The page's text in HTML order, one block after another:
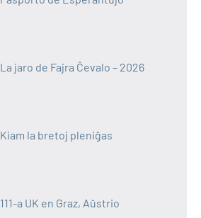
La jaro de Fajra Ĉevalo – 2026
Kiam la bretoj pleniĝas
111-a UK en Graz, Aŭstrio